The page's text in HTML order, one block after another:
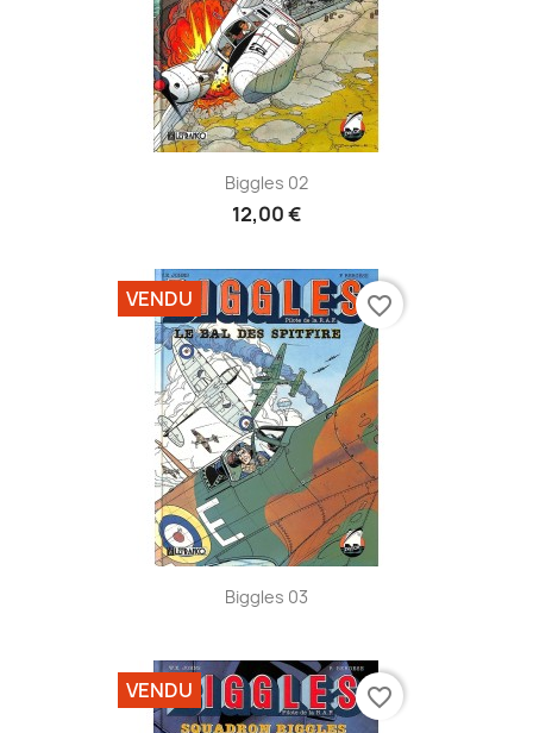
Biggles 02
12,00 €
Biggles 03
VENDU favorite_border
VENDU favorite_border